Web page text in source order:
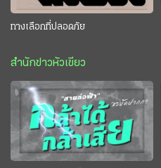
ทางเลือกที่ปลอดภัย
สำนักข่าวหัวเขียว